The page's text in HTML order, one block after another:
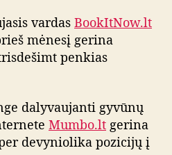
vardas BookItNow.lt
mėnesį gerina
penkias
dalyvaujanti gyvūnų
Mumbo.lt gerina
devyniolika pozicijų į